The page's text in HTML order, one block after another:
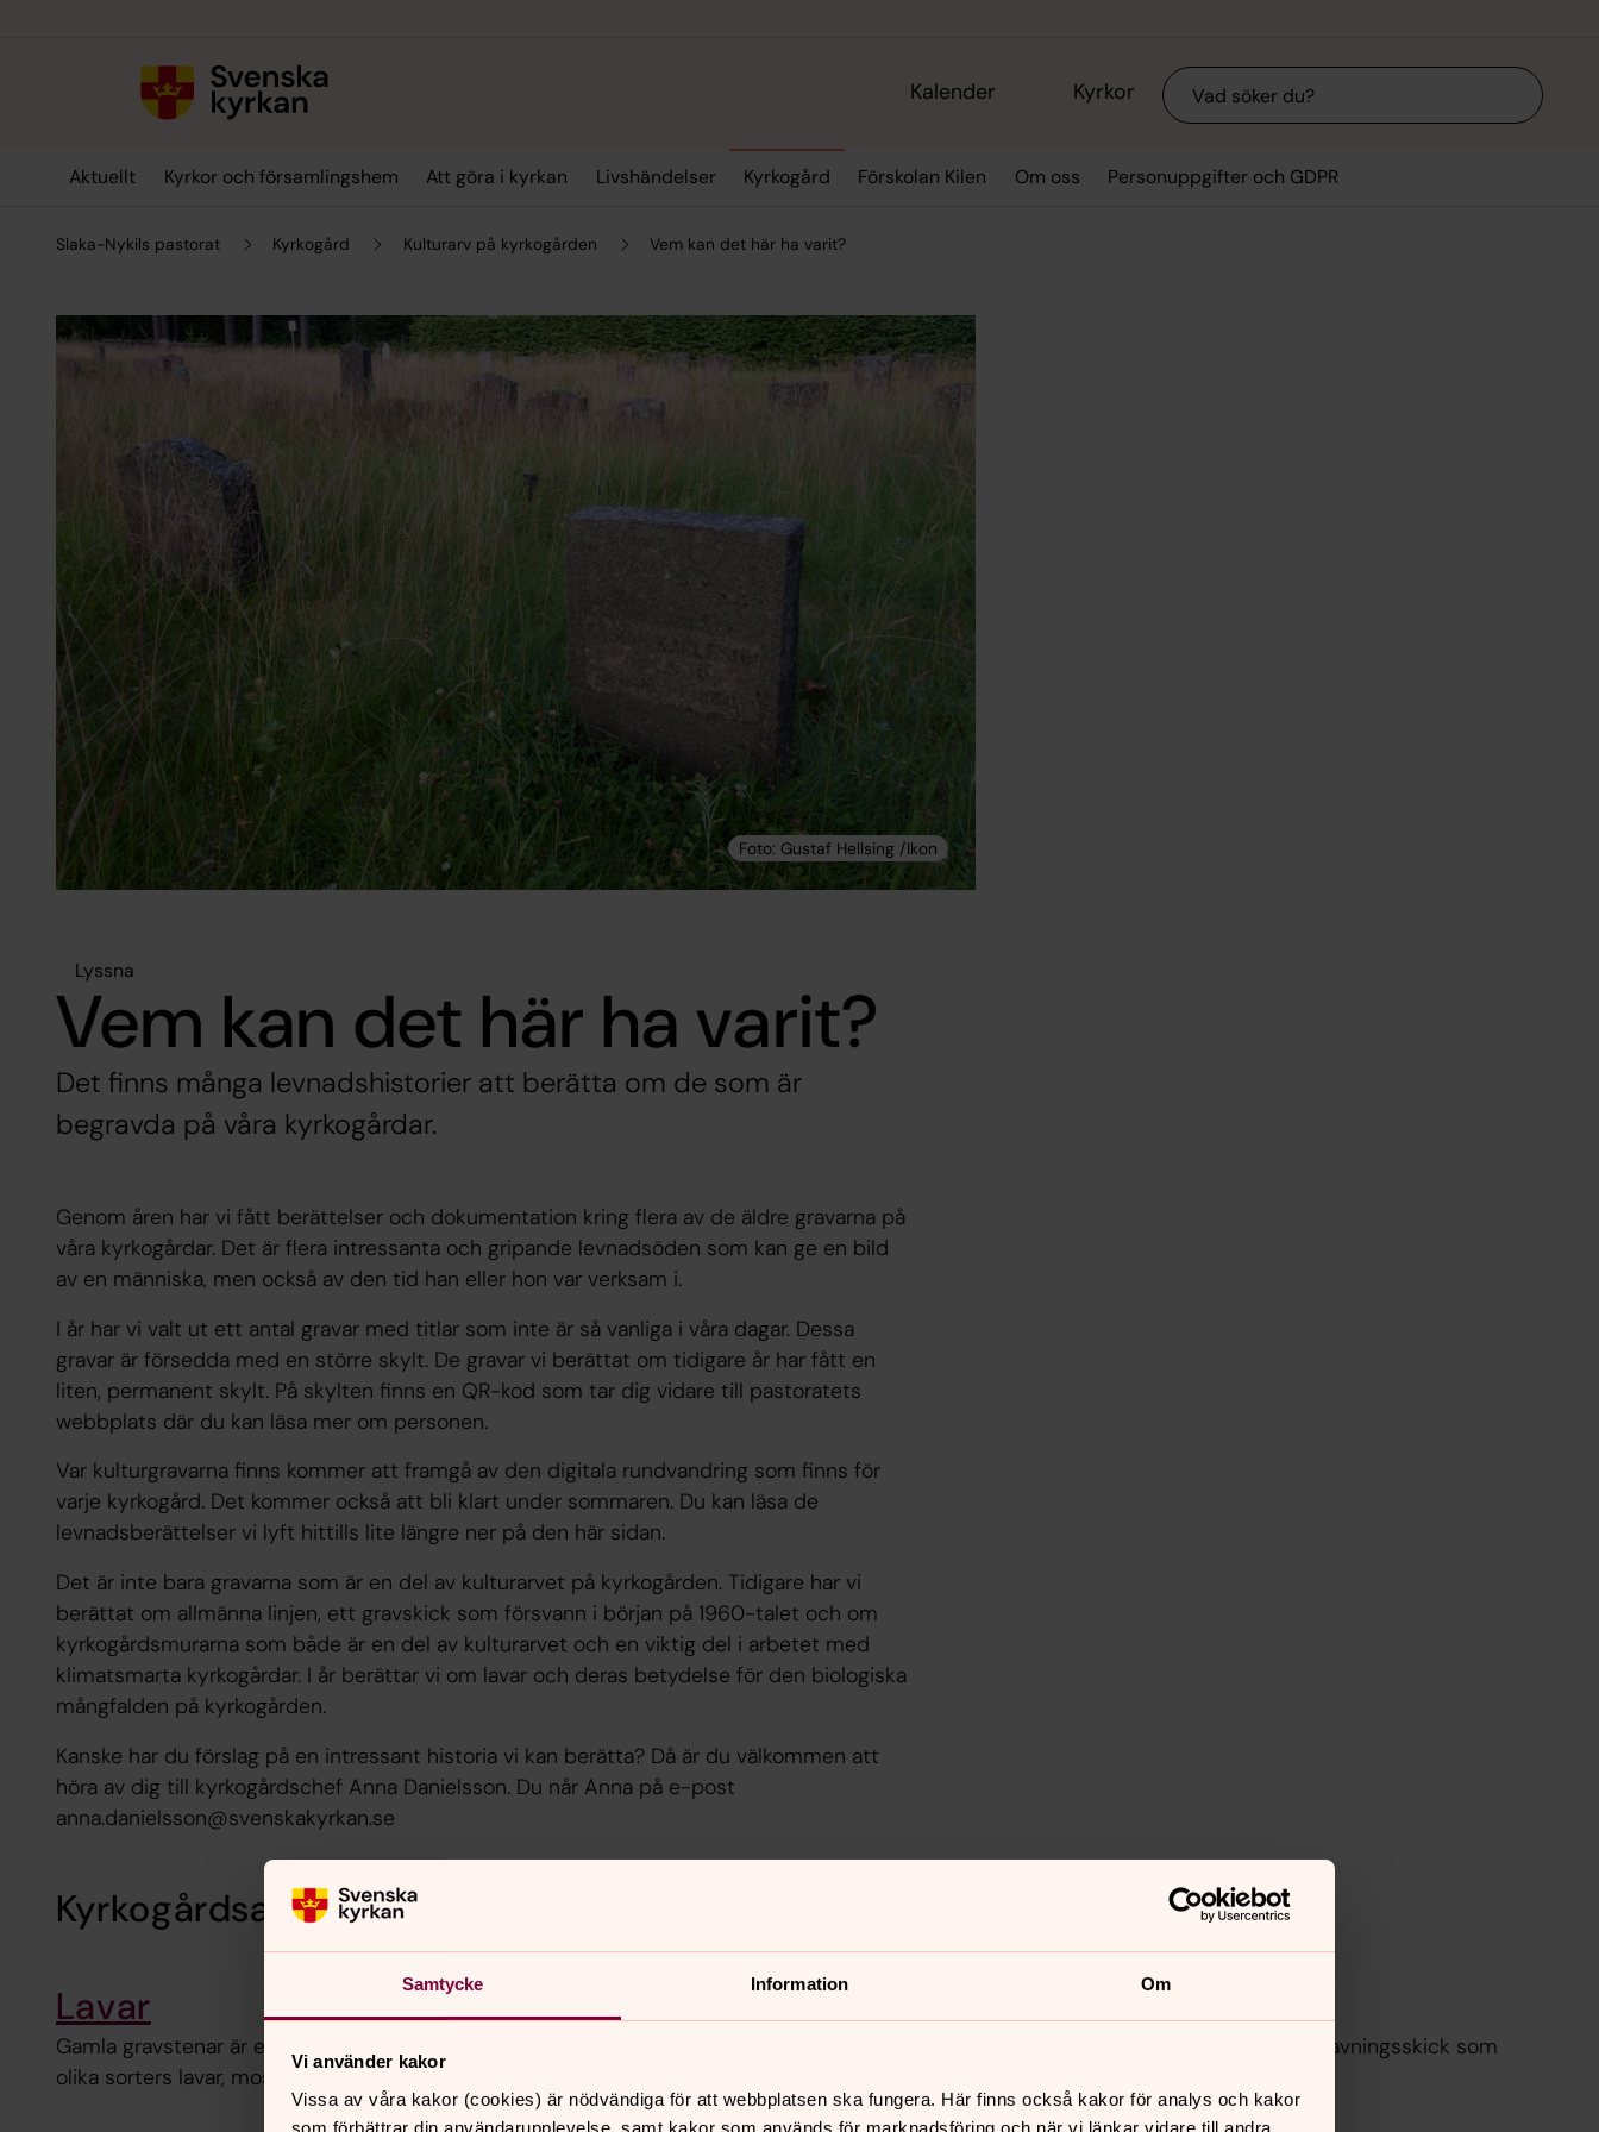
Samtycke Information Om
Vi använder kakor
Vissa av våra kakor (cookies) är nödvändiga för att webbplatsen ska fungera. Här finns också kakor för analys och kakor
som förbättrar din användarupplevelse, samt kakor som används för marknadsföring och när vi länkar vidare till andra
Kalender Kyrkor Sök
Aktuellt Kyrkor och församlingshem Att göra i kyrkan Livshändelser Kyrkogård Förskolan Kilen Om oss Personuppgifter och GDPR
Slaka-Nykils pastorat Kyrkogård Kulturarv på kyrkogården Vem kan det här ha varit?
Lyssna
Vem kan det här ha varit?
Det finns många levnadshistorier att berätta om de som är
begravda på våra kyrkogårdar.
Genom åren har vi fått berättelser och dokumentation kring flera av de äldre gravarna på
våra kyrkogårdar. Det är flera intressanta och gripande levnadsöden som kan ge en bild
av en människa, men också av den tid han eller hon var verksam i.
I år har vi valt ut ett antal gravar med titlar som inte är så vanliga i våra dagar. Dessa
gravar är försedda med en större skylt. De gravar vi berättat om tidigare år har fått en
liten, permanent skylt. På skylten finns en QR-kod som tar dig vidare till pastoratets
webbplats där du kan läsa mer om personen.
Var kulturgravarna finns kommer att framgå av den digitala rundvandring som finns för
varje kyrkogård. Det kommer också att bli klart under sommaren. Du kan läsa de
levnadsberättelser vi lyft hittills lite längre ner på den här sidan.
Det är inte bara gravarna som är en del av kulturarvet på kyrkogården. Tidigare har vi
berättat om allmänna linjen, ett gravskick som försvann i början på 1960-talet och om
kyrkogårdsmurarna som både är en del av kulturarvet och en viktig del i arbetet med
klimatsmarta kyrkogårdar. I år berättar vi om lavar och deras betydelse för den biologiska
mångfalden på kyrkogården.
Kanske har du förslag på en intressant historia vi kan berätta? Då är du välkommen att
höra av dig till kyrkogårdschef Anna Danielsson. Du når Anna på e-post
anna.danielsson@svenskakyrkan.se
Kyrkogårdsarkitektur
Lavar
Gamla gravstenar är en attraktiv växtplats för
olika sorters lavar, mossor och alger.
Murar på kyrkogården
vårt arbete för klimatsmarta kyrkogårdar med rik
Allmänna linjen
Allmänna linjen var ett begravningsskick som